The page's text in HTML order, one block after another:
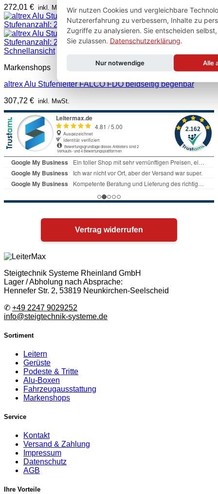
272,01 € inkl. MwSt.
Schnellansicht
Markenshops
altrex Alu Stufenleiter FALCO FDO beidseitig begehbar
307,72 € inkl. MwSt.
Vertrag widerrufen
Steigtechnik Systeme Rheinland GmbH
Lager / Abholung nach Absprache:
Hennefer Str. 2, 53819 Neunkirchen-Seelscheid
✆ +49 2247 9029252
info@steigtechnik-systeme.de
Sortiment
Leitern
Gerüste
Podeste & Tritte
Alu-Boxen
Fahrzeugausstattung
Markenshops
Service
Kontakt
Versand & Zahlung
Impressum
Datenschutz
AGB
Ihre Vorteile
Wir nutzen Cookies und vergleichbare
Nutzererfahrung zu verbessern, Inhalte zu
Zugriffe zu analysieren. Sie entscheiden
Sie zulassen. Datenschutzerklärung.
Nur notwendige Alle